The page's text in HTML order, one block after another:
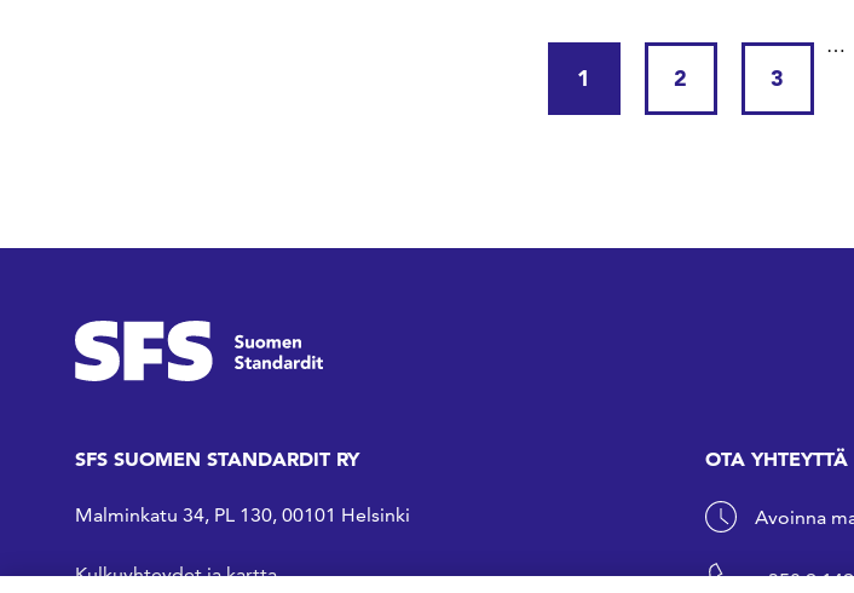
1 2 3
…
SFS SUOMEN STANDARDIT RY
Malminkatu 34, PL 130, 00101 Helsinki
Kulkuyhteydet ja kartta
OTA YHTEYTTÄ
Avoinna
+358 9